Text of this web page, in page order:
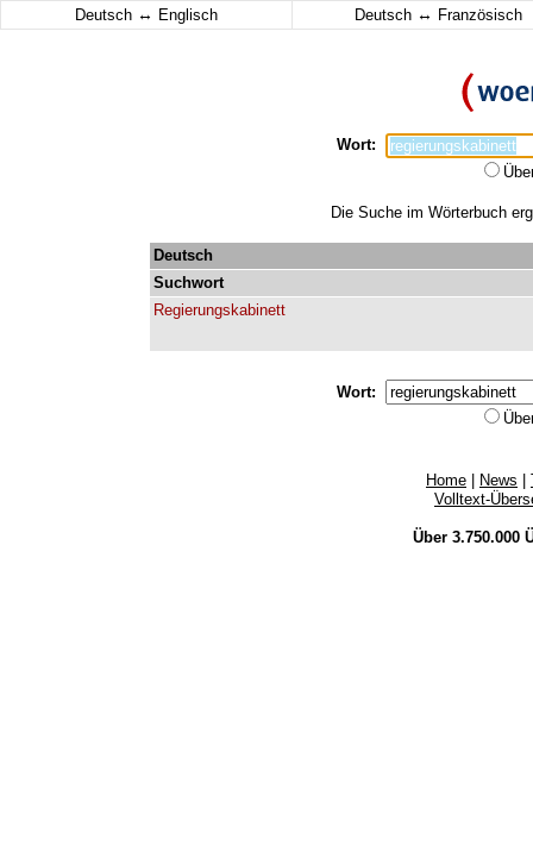
Deutsch ↔ Englisch Deutsch ↔ Französisch
Wort:
Die Suche im Wörterbuch
Deutsch
Suchwort
Regierungskabinett
Wort:
Home News
Volltext-
Über 3.750.000